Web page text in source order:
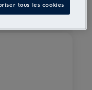
tous les cookies